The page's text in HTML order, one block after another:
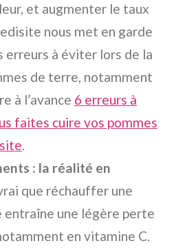
et augmenter le taux
nous met en garde
erreurs à éviter lors de la
de terre, notamment
à l’avance 6 erreurs à
faites cuire vos pommes
.
: la réalité en
que réchauffer une
entraîne une légère perte
en vitamine C.